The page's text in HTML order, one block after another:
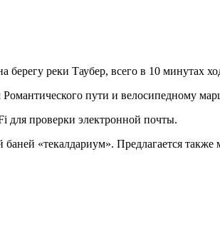
реки Таубер, всего в 10 минутах
пути и велосипедному
для проверки электронной почты.
«текалдариум». Предлагается